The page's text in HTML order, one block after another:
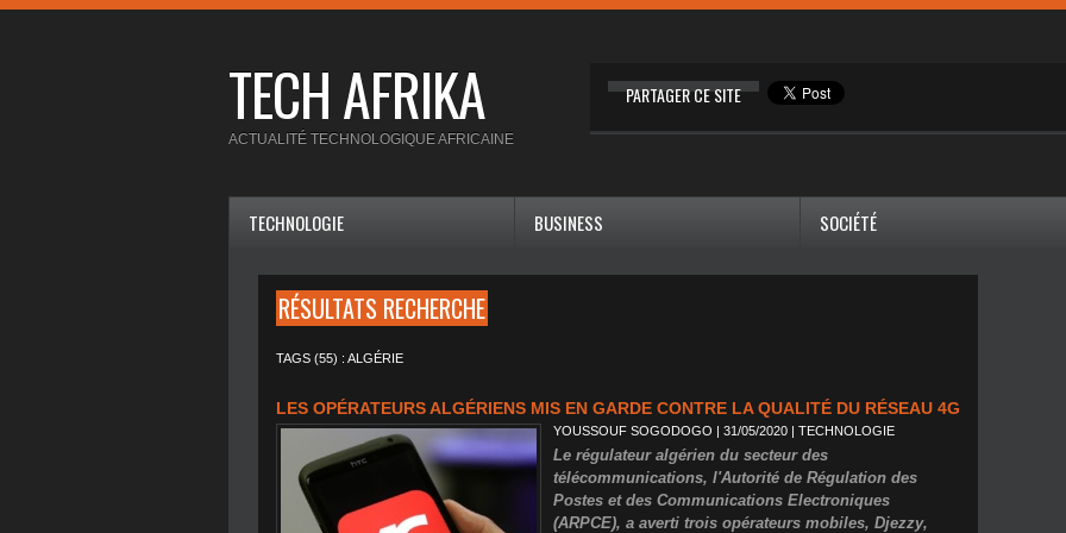
TECH AFRIKA PARTAGER CE SITE
ACTUALITÉ TECHNOLOGIQUE AFRICAINE
TECHNOLOGIE BUSINESS SOCIÉTÉ
RÉSULTATS RECHERCHE
TAGS (55) : ALGÉRIE
LES OPÉRATEURS ALGÉRIENS MIS EN GARDE CONTRE LA QUALITÉ DU RÉSEAU 4G
YOUSSOUF SOGODOGO | 31/05/2020 | TECHNOLOGIE
Le régulateur algérien du secteur des
télécommunications, l'Autorité de Régulation des
Postes et des Communications Electroniques
(ARPCE), a averti trois opérateurs mobiles, Djezzy,